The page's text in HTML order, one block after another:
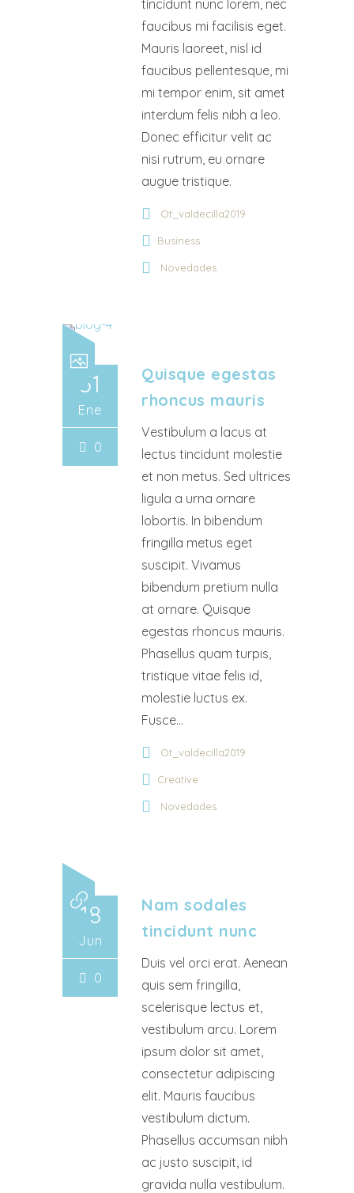
tincidunt nunc lorem, nec
faucibus mi facilisis eget.
Mauris laoreet, nisl id
faucibus pellentesque, mi
mi tempor enim, sit amet
interdum felis nibh a leo.
Donec efficitur velit ac
nisi rutrum, eu ornare
augue tristique.
Ot_valdecilla2019
Business
Novedades
31
Ene
0
Quisque egestas
rhoncus mauris
Vestibulum a lacus at
lectus tincidunt molestie
et non metus. Sed ultrices
ligula a urna ornare
lobortis. In bibendum
fringilla metus eget
suscipit. Vivamus
bibendum pretium nulla
at ornare. Quisque
egestas rhoncus mauris.
Phasellus quam turpis,
tristique vitae felis id,
molestie luctus ex.
Fusce...
Ot_valdecilla2019
Creative
Novedades
18
Jun
0
Nam sodales
tincidunt nunc
Duis vel orci erat. Aenean
quis sem fringilla,
scelerisque lectus et,
vestibulum arcu. Lorem
ipsum dolor sit amet,
consectetur adipiscing
elit. Mauris faucibus
vestibulum dictum.
Phasellus accumsan nibh
ac justo suscipit, id
gravida nulla vestibulum.